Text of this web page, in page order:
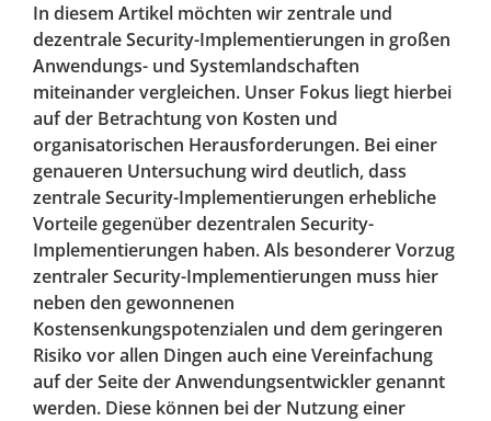
In diesem Artikel möchten wir zentrale und
dezentrale Security-Implementierungen in großen
Anwendungs- und Systemlandschaften
miteinander vergleichen. Unser Fokus liegt hierbei
auf der Betrachtung von Kosten und
organisatorischen Herausforderungen. Bei einer
genaueren Untersuchung wird deutlich, dass
zentrale Security-Implementierungen erhebliche
Vorteile gegenüber dezentralen Security-
Implementierungen haben. Als besonderer Vorzug
zentraler Security-Implementierungen muss hier
neben den gewonnenen
Kostensenkungspotenzialen und dem geringeren
Risiko vor allen Dingen auch eine Vereinfachung
auf der Seite der Anwendungsentwickler genannt
werden. Diese können bei der Nutzung einer